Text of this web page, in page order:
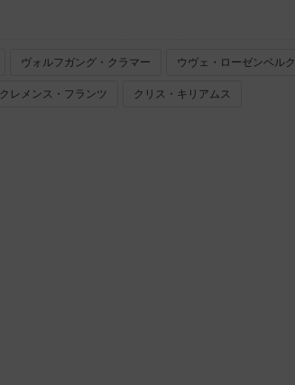
ヴォルフガング・クラマー ウヴェ・ローゼンベルク
クレメンス・フランツ クリス・キリアムス